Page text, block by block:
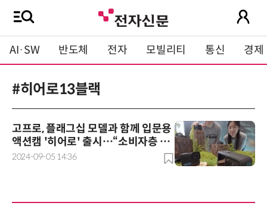
AI·SW 반도체 전자 모빌리티 통신 경제
#히어로13블랙
고프로, 플래그십 모델과 함께 입문용
액션캠 '히어로' 출시…“소비자층 확
대”
2024-09-05 14:36